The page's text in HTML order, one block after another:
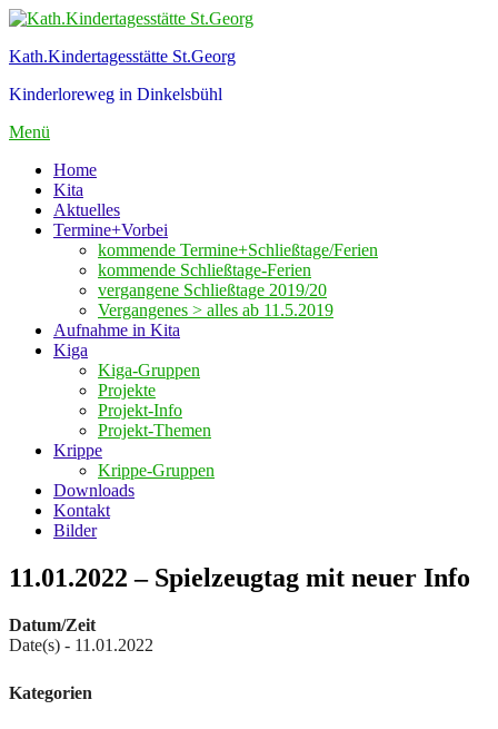
Zum
springen
Kath.Kindertagesstätte St.Georg
Kinderloreweg in Dinkelsbühl
Menü
Home
Kita
Aktuelles
Termine+Vorbei
kommende Termine+Schließtage/Ferien
kommende Schließtage-Ferien
vergangene Schließtage 2019/20
Vergangenes > alles ab 11.5.2019
Aufnahme in Kita
Kiga
Kiga-Gruppen
Projekte
Projekt-Info
Projekt-Themen
Krippe
Krippe-Gruppen
Downloads
Kontakt
Bilder
11.01.2022 – Spielzeugtag mit neuer Info
Datum/Zeit
Date(s) - 11.01.2022
Kategorien